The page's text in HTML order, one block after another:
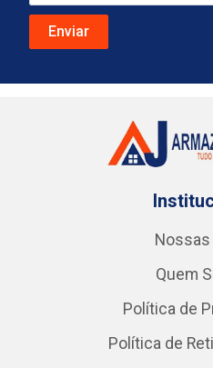
Quem
Política de
Política de